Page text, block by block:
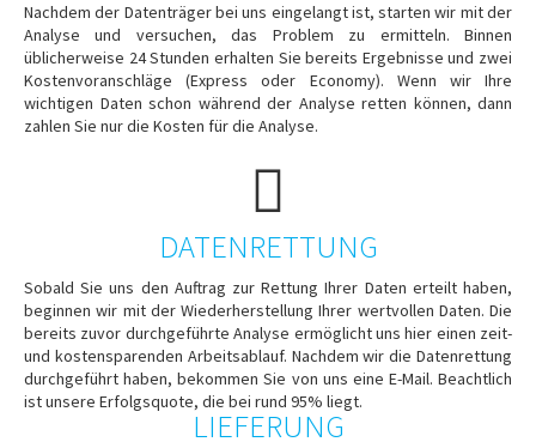
Nachdem der Datenträger bei uns eingelangt ist, starten wir mit der
Analyse und versuchen, das Problem zu ermitteln. Binnen
üblicherweise 24 Stunden erhalten Sie bereits Ergebnisse und zwei
Kostenvoranschläge (Express oder Economy). Wenn wir Ihre
wichtigen Daten schon während der Analyse retten können, dann
zahlen Sie nur die Kosten für die Analyse.
DATENRETTUNG
Sobald Sie uns den Auftrag zur Rettung Ihrer Daten erteilt haben,
beginnen wir mit der Wiederherstellung Ihrer wertvollen Daten. Die
bereits zuvor durchgeführte Analyse ermöglicht uns hier einen zeit-
und kostensparenden Arbeitsablauf. Nachdem wir die Datenrettung
durchgeführt haben, bekommen Sie von uns eine E-Mail. Beachtlich
ist unsere Erfolgsquote, die bei rund 95% liegt.
LIEFERUNG